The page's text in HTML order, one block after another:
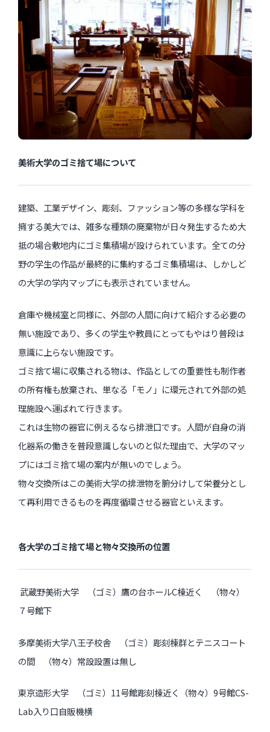
美術大学のゴミ捨て場について
建築、工業デザイン、彫刻、ファッション等の多様な学科を
擁する美大では、雑多な種類の廃棄物が日々発生するため大
抵の場合敷地内にゴミ集積場が設けられています。全ての分
野の学生の作品が最終的に集約するゴミ集積場は、しかしど
の大学の学内マップにも表示されていません。
倉庫や機械室と同様に、外部の人間に向けて紹介する必要の
無い施設であり、多くの学生や教員にとってもやはり普段は
意識に上らない施設です。
ゴミ捨て場に収集される物は、作品としての重要性も制作者
の所有権も放棄され、単なる「モノ」に環元されて外部の処
理施設へ運ばれて行きます。
これは生物の器官に例えるなら排泄口です。人間が自身の消
化器系の働きを普段意識しないのと似た理由で、大学のマッ
プにはゴミ捨て場の案内が無いのでしょう。
物々交換所はこの美術大学の排泄物を腑分けして栄養分とし
て再利用できるものを再度循環させる器官といえます。
各大学のゴミ捨て場と物々交換所の位置
武蔵野美術大学 （ゴミ）鷹の台ホールC棟近く （物々）
７号館下
多摩美術大学八王子校舎 （ゴミ）彫刻棟群とテニスコート
の間 （物々）常設設置は無し
東京造形大学 （ゴミ）11号館彫刻棟近く（物々）9号館CS-
Lab入り口自販機横